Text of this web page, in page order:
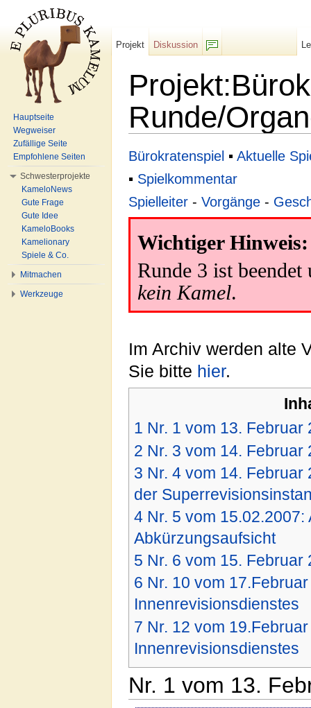
Runde/
Bürokratenspiel ▪ Aktuelle
▪ Spielkommentar
Spielleiter - Vorgänge -
Wichtiger Hinweis:
Runde 3 ist beendet
kein Kamel.
Im Archiv werden alte
Sie bitte hier.
1 Nr. 1 vom 13.
2 Nr. 3 vom 14. Februar
3 Nr. 4 vom 14. Februar
der
4 Nr. 5 vom
Abkürzungsaufsicht
5 Nr. 6 vom 15. Februar
6 Nr. 10 vom
Innenrevisionsdienstes
7 Nr. 12 vom
Innenrevisionsdienstes
Nr. 1 vom 13.
Projekt
Diskussion
Hauptseite
Wegweiser
Zufällige Seite
Empfohlene Seiten
Schwesterprojekte
KameloNews
Gute Frage
Gute Idee
KameloBooks
Kamelionary
Spiele & Co.
Mitmachen
Werkzeuge